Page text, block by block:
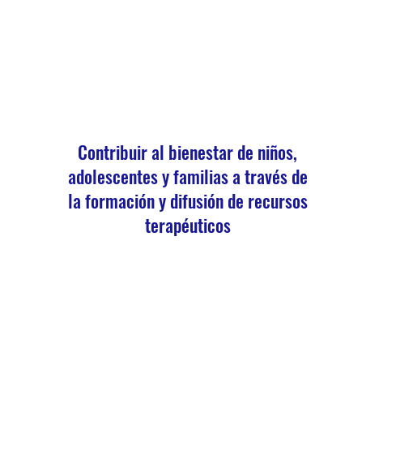
Contribuir al bienestar de niños,
adolescentes y familias a través de
la formación y difusión de recursos
terapéuticos